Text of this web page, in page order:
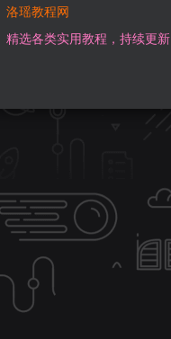
洛瑶教程网
精选各类实用教程，持续更新